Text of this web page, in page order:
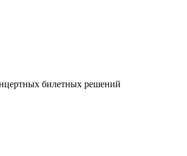
билетных решений